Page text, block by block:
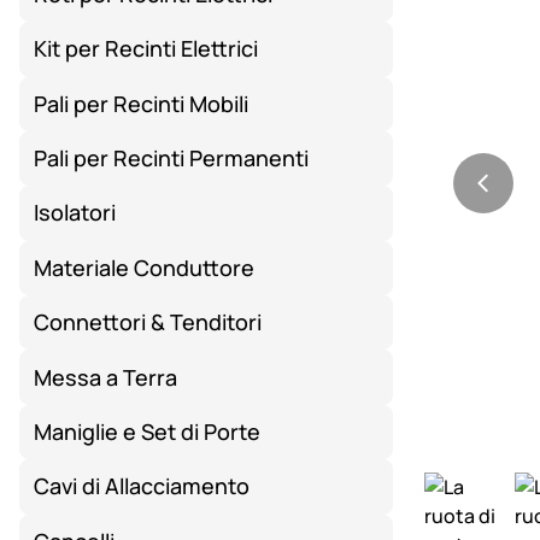
Kit per Recinti Elettrici
Pali per Recinti Mobili
Pali per Recinti Permanenti
Isolatori
Materiale Conduttore
Connettori & Tenditori
Messa a Terra
Maniglie e Set di Porte
Cavi di Allacciamento